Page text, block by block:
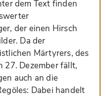
dem Text finden
der einen Hirsch
Da der
Märtyrers, des
27. Dezember fällt,
auch an die
Dabei handelt